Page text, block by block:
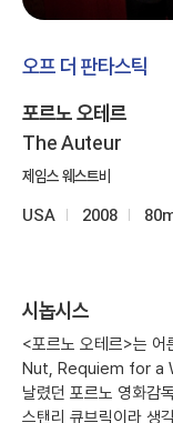
오프 더 판타스틱
포르노 오테르
The Auteur
제임스 웨스트비
USA 2008
시놉시스
<포르노 오테르>는
Nut, Requiem for a
날렸던 포르노 영화감
스탠리 큐브릭이라 생